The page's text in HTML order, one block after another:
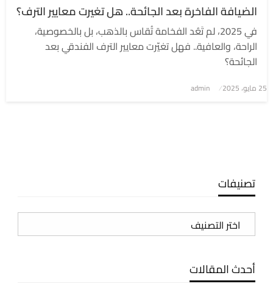
الضيافة الفاخرة بعد الجائحة.. هل تغيرت معايير الترف؟
في 2025، لم تَعُد الفخامة تُقاس بالذهب، بل بالخصوصية،
الراحة، والعافية.. فهل تغيّرت معايير الترف الفندقي بعد
الجائحة؟
نُشر
25 مايو، 2025 admin
تصنيفات
تصنيفات
أحدث المقالات